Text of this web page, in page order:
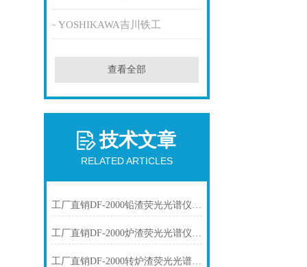
YOSHIKAWA吉川铁工
查看全部
技术文章
RELATED ARTICLES
工厂直销DF-2000铅渣荧光光谱仪技术参数
工厂直销DF-2000炉渣荧光光谱仪技术参数
工厂直销DF-2000转炉渣荧光光谱仪技术参数